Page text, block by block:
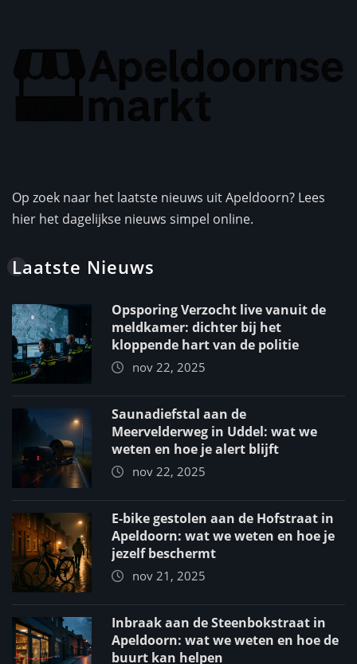
Op zoek naar het laatste nieuws uit Apeldoorn? Lees
hier het dagelijkse nieuws simpel online.
Laatste Nieuws
Opsporing Verzocht live vanuit de
meldkamer: dichter bij het
kloppende hart van de politie
nov 22, 2025
Saunadiefstal aan de
Meervelderweg in Uddel: wat we
weten en hoe je alert blijft
nov 22, 2025
E-bike gestolen aan de Hofstraat in
Apeldoorn: wat we weten en hoe je
jezelf beschermt
nov 21, 2025
Inbraak aan de Steenbokstraat in
Apeldoorn: wat we weten en hoe de
buurt kan helpen